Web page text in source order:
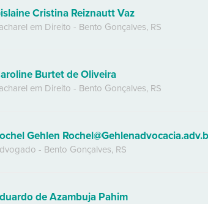
Cristina Reiznautt Vaz
em Direito - Bento Gonçalves, RS
Burtet de Oliveira
em Direito - Bento Gonçalves, RS
Gehlen
- Bento Gonçalves, RS
de Azambuja Pahim